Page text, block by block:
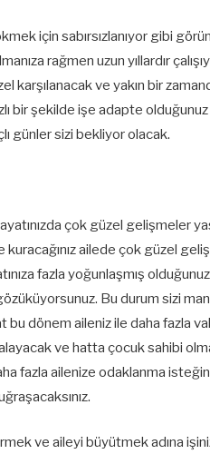
için sabırsızlanıyor gibi
rağmen uzun yıllardır
karşılanacak ve yakın bir
bir şekilde işe adapte
günler sizi bekliyor olacak.
çok güzel gelişmeler
kuracağınız ailede çok güzel
fazla yoğunlaşmış
Bu durum sizi
bu dönem aileniz ile daha fazla
ve hatta çocuk sahibi
fazla ailenize odaklanma
ve aileyi büyütmek adına